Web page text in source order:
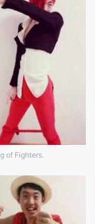
of Fighters.